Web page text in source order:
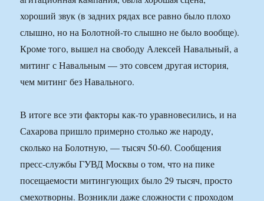
хороший звук (в задних рядах все равно было плохо
слышно, но на Болотной-то слышно не было вообще).
Кроме того, вышел на свободу Алексей Навальный, а
митинг с Навальным — это совсем другая история,
чем митинг без Навального.
В итоге все эти факторы как-то уравновесились, и на
Сахарова пришло примерно столько же народу,
сколько на Болотную, — тысяч 50-60. Сообщения
пресс-службы ГУВД Москвы о том, что на пике
посещаемости митингующих было 29 тысяч, просто
смехотворны. Возникли даже сложности с проходом